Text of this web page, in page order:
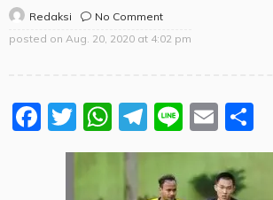
Redaksi
No Comment
posted on Aug. 20, 2020 at 4:02 pm
Facebook
Twitter
WhatsApp
Telegram
LineEmail